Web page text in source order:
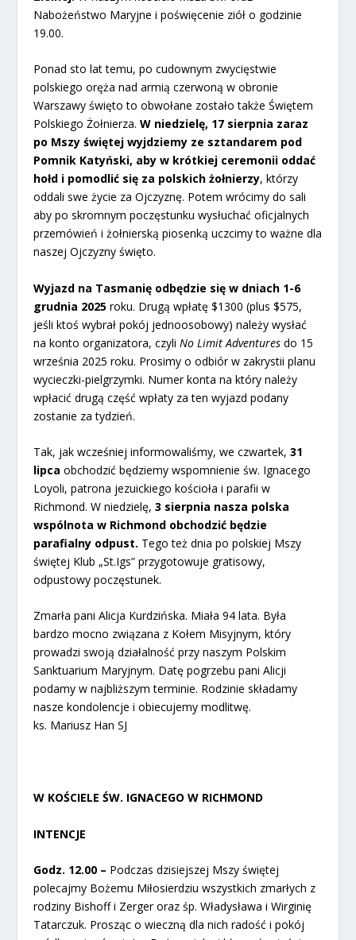
Nabożeństwo Maryjne i poświęcenie ziół o godzinie
19.00.
Ponad sto lat temu, po cudownym zwycięstwie
polskiego oręża nad armią czerwoną w obronie
Warszawy święto to obwołane zostało także Świętem
Polskiego Żołnierza.W niedzielę, 17 sierpnia zaraz
po Mszy świętej wyjdziemy ze sztandarem pod
Pomnik Katyński, aby w krótkiej ceremonii oddać
hołd i pomodlić się za polskich żołnierzy, którzy
oddali swe życie za Ojczyznę. Potem wrócimy do sali
aby po skromnym poczęstunku wysłuchać oficjalnych
przemówień i żołnierską piosenką uczcimy to ważne dla
naszej Ojczyzny święto.
Wyjazd na Tasmanię odbędzie się w dniach 1-6
grudnia 2025 roku. Drugą wpłatę $1300 (plus $575,
jeśli ktoś wybrał pokój jednoosobowy) należy wysłać
na konto organizatora, czyliNo Limit Adventures do 15
września 2025 roku. Prosimy o odbiór w zakrystii planu
wycieczki-pielgrzymki. Numer konta na który należy
wpłacić drugą część wpłaty za ten wyjazd podany
zostanie za tydzień.
Tak, jak wcześniej informowaliśmy, we czwartek,31
lipca obchodzić będziemy wspomnienie św. Ignacego
Loyoli, patrona jezuickiego kościoła i parafii w
Richmond. W niedzielę,3 sierpnia nasza polska
wspólnota w Richmond obchodzić będzie
parafialny odpust. Tego też dnia po polskiej Mszy
świętej Klub „St.Igs” przygotowuje gratisowy,
odpustowy poczęstunek.
Zmarła pani Alicja Kurdzińska. Miała 94 lata. Była
bardzo mocno związana z Kołem Misyjnym, który
prowadzi swoją działalność przy naszym Polskim
Sanktuarium Maryjnym. Datę pogrzebu pani Alicji
podamy w najbliższym terminie. Rodzinie składamy
nasze kondolencje i obiecujemy modlitwę.
ks. Mariusz Han SJ
W KOŚCIELE ŚW. IGNACEGO W RICHMOND
INTENCJE
Godz. 12.00 – Podczas dzisiejszej Mszy świętej
polecajmy Bożemu Miłosierdziu wszystkich zmarłych z
rodziny Bishoff i Zerger oraz śp. Władysława i Wirginię
Tatarczuk. Prosząc o wieczną dla nich radość i pokój